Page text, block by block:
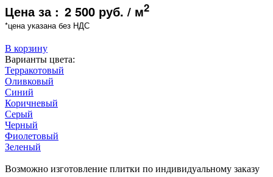
Цена за : 2 500 руб. / м2
*цена указана без НДС
В корзину
Варианты цвета:
Терракотовый
Оливковый
Синий
Коричневый
Серый
Черный
Фиолетовый
Зеленый
Возможно изготовление плитки по индивидуальному заказу